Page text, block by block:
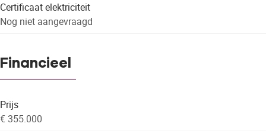
Certificaat elektriciteit
Nog niet aangevraagd
Financieel
Prijs
€ 355.000